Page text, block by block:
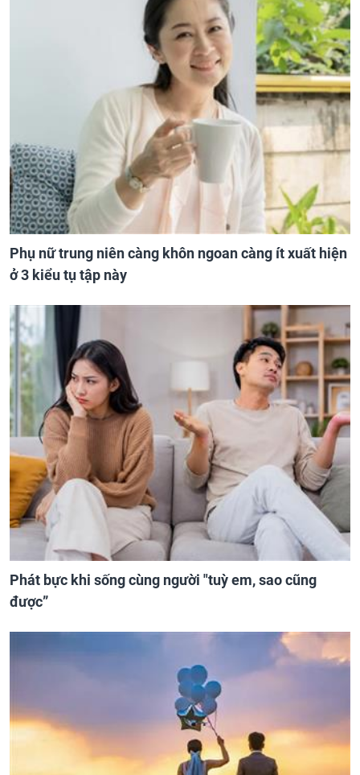
Phụ nữ trung niên càng khôn ngoan càng ít xuất hiện
ở 3 kiểu tụ tập này
Phát bực khi sống cùng người "tuỳ em, sao cũng
được”